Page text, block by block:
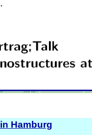
Hamburg